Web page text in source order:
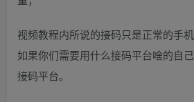
视频教程内所说的接码只是正常的手
如果你们需要用什么接码平台啥的自
接码平台。